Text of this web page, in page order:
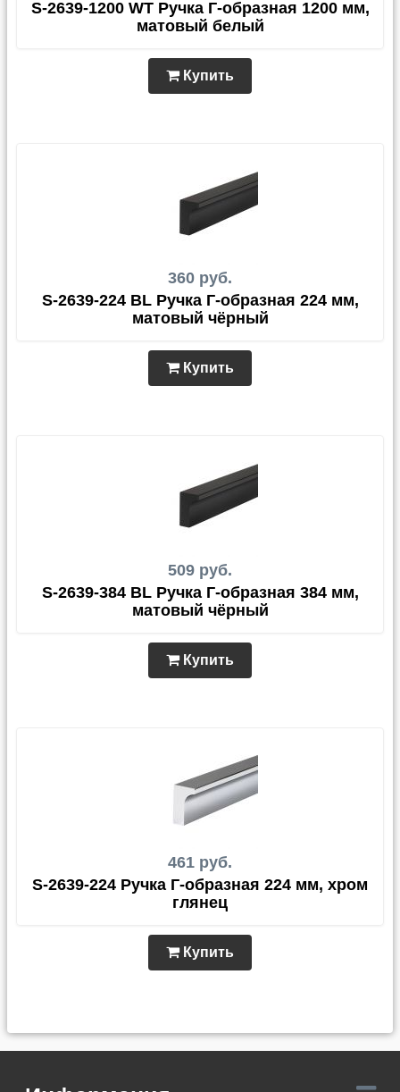
S-2639-1200 WT Ручка Г-образная 1200 мм,
матовый белый
Купить
360 руб.
S-2639-224 BL Ручка Г-образная 224 мм,
матовый чёрный
Купить
509 руб.
S-2639-384 BL Ручка Г-образная 384 мм,
матовый чёрный
Купить
461 руб.
S-2639-224 Ручка Г-образная 224 мм, хром
глянец
Купить